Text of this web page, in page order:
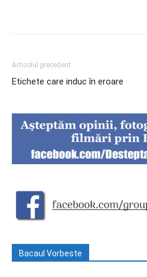
Articolul precedent
Etichete care induc în eroare
Bacaul Vorbeste